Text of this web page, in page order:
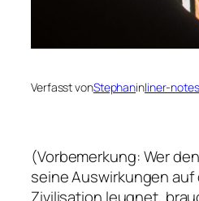
Verfasst vonStephaninliner-notes
(Vorbemerkung: Wer
seine Auswirkungen